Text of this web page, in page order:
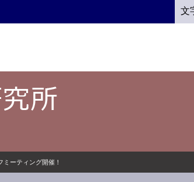
文
ミーティング開催！